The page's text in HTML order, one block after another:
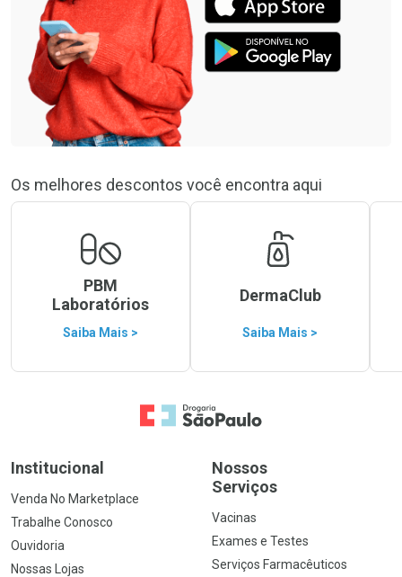
Os melhores descontos você encontra aqui
PBM
Laboratórios
Saiba Mais >
DermaClub
Saiba Mais >
Ir para a Home
Institucional
Venda No Marketplace
Trabalhe Conosco
Ouvidoria
Nossas Lojas
Nossos
Serviços
Vacinas
Exames e Testes
Serviços Farmacêuticos